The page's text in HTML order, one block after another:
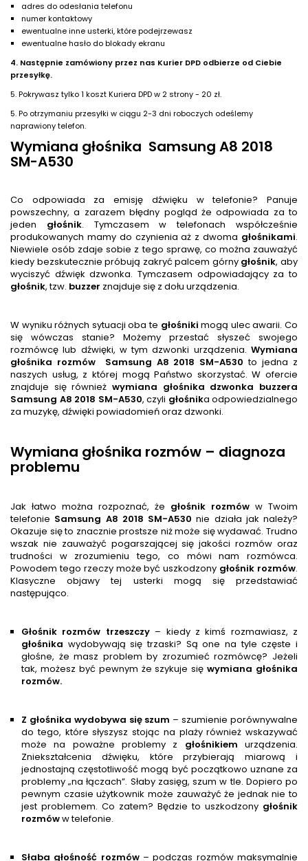
adres do odesłania telefonu
numer kontaktowy
ewentualne inne usterki, które podejrzewasz
ewentualne hasło do blokady ekranu
4. Następnie zamówiony przez nas Kurier DPD odbierze od Ciebie
przesyłkę.
5. Pokrywasz tylko 1 koszt Kuriera DPD w 2 strony - 20 zł.
5. Po otrzymaniu przesyłki w ciągu 2-3 dni roboczych odeślemy
naprawiony telefon.
Wymiana głośnika Samsung A8 2018
SM-A530
Co odpowiada za emisję dźwięku w telefonie? Panuje
powszechny, a zarazem błędny pogląd że odpowiada za to
jeden głośnik. Tymczasem w telefonach współcześnie
produkowanych mamy do czynienia aż z dwoma głośnikami.
Niewiele osób zdaje sobie z tego sprawę, co można zauważyć
kiedy bezskutecznie próbują zakryć palcem górny głośnik, aby
wyciszyć dźwięk dzwonka. Tymczasem odpowiadający za to
głośnik, tzw. buzzer znajduje się z dołu urządzenia.
W wyniku różnych sytuacji oba te głośniki mogą ulec awarii. Co
się wówczas stanie? Możemy przestać słyszeć swojego
rozmówcę lub dźwięki, w tym dzwonki urządzenia. Wymiana
głośnika rozmów
Samsung A8 2018 SM-A530 to jedna z
naszych usług, z której mogą Państwo skorzystać. W ofercie
znajduje się również wymiana głośnika dzwonka buzzera
Samsung A8 2018 SM-A530, czyli głośnika odpowiedzialnego
za muzykę, dźwięki powiadomień oraz dzwonki.
Wymiana głośnika rozmów – diagnoza
problemu
Jak łatwo można rozpoznać, że głośnik rozmów w Twoim
telefonie Samsung A8 2018 SM-A530 nie działa jak należy?
Okazuje się to znacznie prostsze niż może się wydawać. Trudno
wszak nie zauważyć pogarszającej się jakości rozmów oraz
trudności w zrozumieniu tego, co mówi nam rozmówca.
Powodem tego rzeczy może być uszkodzony głośnik rozmów.
Klasyczne objawy tej usterki mogą się przedstawiać
następująco.
Głośnik rozmów trzeszczy– kiedy z kimś rozmawiasz, z
głośnika wydobywają się trzaski? Są one na tyle częste i
głośne, że masz problem by zrozumieć rozmówcę? Jeżeli
tak, możesz być pewnym że szykuje sięwymiana głośnika
rozmów.
Z głośnika wydobywa się szum – szumienie porównywalne
do tego, które słyszysz stojąc na plaży również wskazywać
może na poważne problemy z głośnikiem urządzenia.
Zniekształcenia dźwięku, które przybierają miarową i
jednostajną częstotliwość mogą być początkowo uznane za
problemy „na łączach”. Słaby zasięg, szum w tle. Dopiero po
pewnym czasie użytkownik może zauważyć że jednak nie to
jest problemem. Co zatem? Będzie to uszkodzony głośnik
rozmóww telefonie.
Słaba głośność rozmów– podczas rozmów maksymalnie